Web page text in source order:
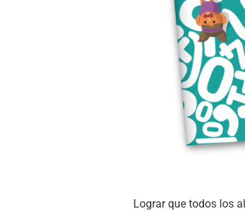
Lograr que todos los